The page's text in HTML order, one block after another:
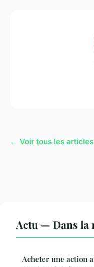
← Voir tous les
Actu — Dans la
Acheter une action